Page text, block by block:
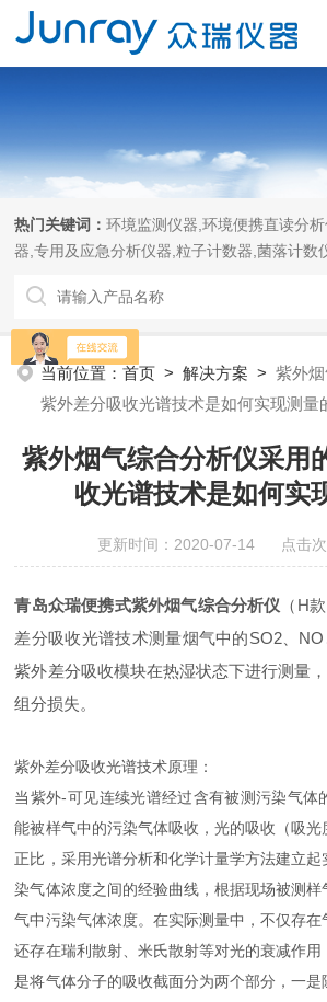
热门关键词：环境监测仪器,环境便携直读分
器,专用及应急分析仪器,粒子计数器,菌落计数
当前位置：首页 >解决方案 >紫外
紫外差分吸收光谱技术是如何实现测量
紫外烟气综合分析仪采用
收光谱技术是如何实
更新时间：2020-07-14 点击次
青岛众瑞便携式紫外烟气综合分析仪 （H
差分吸收光谱技术测量烟气中的SO2、
紫外差分吸收模块在热湿状态下进行测量
组分损失。
紫外差分吸收光谱技术原理：
当紫外-可见连续光谱经过含有被测污染气体
能被样气中的污染气体吸收，光的吸收（吸
正比，采用光谱分析和化学计量学方法建立
染气体浓度之间的经验曲线，根据现场被测
气中污染气体浓度。在实际测量中，不仅存在
还存在瑞利散射、米氏散射等对光的衰减作
是将气体分子的吸收截面分为两个部分，一